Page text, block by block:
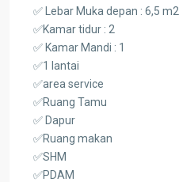
✅ Lebar Muka depan : 6,5 m2
✅Kamar tidur : 2
✅ Kamar Mandi : 1
✅1 lantai
✅area service
✅Ruang Tamu
✅ Dapur
✅Ruang makan
✅SHM
✅PDAM